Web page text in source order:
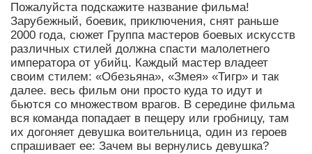
Пожалуйста подскажите название фильма!
Зарубежный, боевик, приключения, снят раньше
2000 года, сюжет Группа мастеров боевых искусств
различных стилей должна спасти малолетнего
императора от убийц. Каждый мастер владеет
своим стилем: «Обезьяна», «Змея» «Тигр» и так
далее. весь фильм они просто куда то идут и
бьются со множеством врагов. В середине фильма
вся команда попадает в пещеру или гробницу, там
их догоняет девушка воительница, один из героев
спрашивает ее: Зачем вы вернулись девушка?